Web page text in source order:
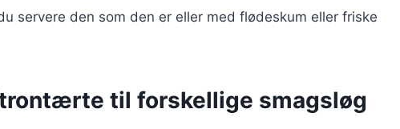
servere den som den er eller med flødeskum eller friske
til forskellige smagsløg